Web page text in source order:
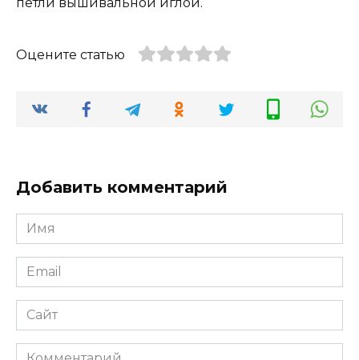
Оцените статью
Добавить комментарий
Имя
Email
Сайт
Комментарий